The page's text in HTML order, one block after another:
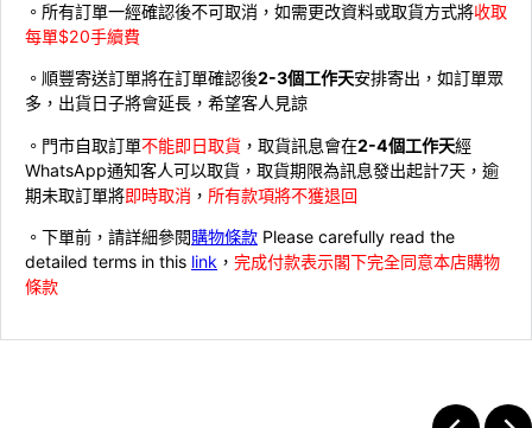
。所有訂單一經確認後不可取消，如需更改資料或取貨方式將收取
每單$20手續費
。順豐寄送訂單將在訂單確認後2-3個工作天安排寄出，如訂單眾
多，出貨日子將會延長，希望客人見諒
。門市自取訂單不能即日取貨 ，取貨訊息會在2-4個工作天經
WhatsApp通知客人可以取貨，取貨期限為訊息發出起計7天，逾
期未取訂單將即時取消 ， 所有款項將不獲退回
。下單前，請詳細參閱購物條款 Please carefully read the
detailed terms in this link ， 完成付款表示閣下完全同意本店購物
條款